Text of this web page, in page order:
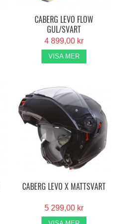
CABERG LEVO FLOW
GUL/SVART
4 899,00 kr
VISA MER
CABERG LEVO X MATTSVART
5 299,00 kr